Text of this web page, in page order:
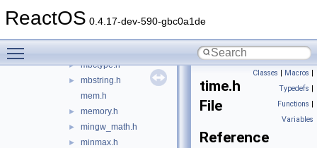
ReactOS 0.4.17-dev-590-gbc0a1de
► locale.h
► mbctype.h
►
mbstring.h
mem.h
► memory.h
► mingw_math.h
►
minmax.h
Classes | Macros |
Typedefs |
Functions |
Variables
time.h
File
Reference